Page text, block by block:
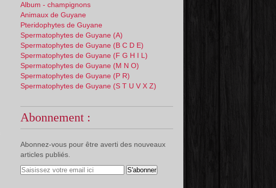
Album - champignons
Animaux de Guyane
Pteridophytes de Guyane
Spermatophytes de Guyane (A)
Spermatophytes de Guyane (B C D E)
Spermatophytes de Guyane (F G H I L)
Spermatophytes de Guyane (M N O)
Spermatophytes de Guyane (P R)
Spermatophytes de Guyane (S T U V X Z)
Abonnement :
Abonnez-vous pour être averti des nouveaux
articles publiés.